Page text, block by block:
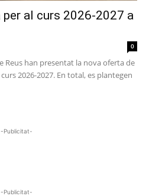
al curs 2026-2027 a
0
Reus han presentat la nova oferta de
2026-2027. En total, es plantegen
-Publicitat-
-Publicitat-